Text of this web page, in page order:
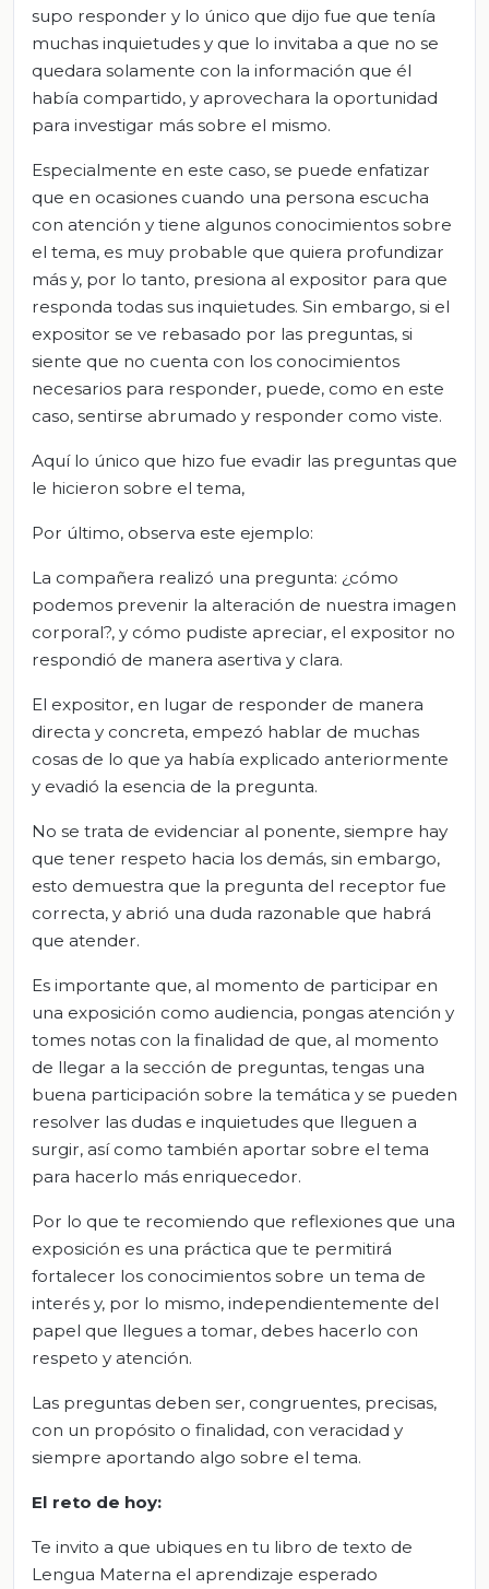
supo responder y lo único que dijo fue que tenía
muchas inquietudes y que lo invitaba a que no se
quedara solamente con la información que él
había compartido, y aprovechara la oportunidad
para investigar más sobre el mismo.
Especialmente en este caso, se puede enfatizar
que en ocasiones cuando una persona escucha
con atención y tiene algunos conocimientos sobre
el tema, es muy probable que quiera profundizar
más y, por lo tanto, presiona al expositor para que
responda todas sus inquietudes. Sin embargo, si el
expositor se ve rebasado por las preguntas, si
siente que no cuenta con los conocimientos
necesarios para responder, puede, como en este
caso, sentirse abrumado y responder como viste.
Aquí lo único que hizo fue evadir las preguntas que
le hicieron sobre el tema,
Por último, observa este ejemplo:
La compañera realizó una pregunta: ¿cómo
podemos prevenir la alteración de nuestra imagen
corporal?, y cómo pudiste apreciar, el expositor no
respondió de manera asertiva y clara.
El expositor, en lugar de responder de manera
directa y concreta, empezó hablar de muchas
cosas de lo que ya había explicado anteriormente
y evadió la esencia de la pregunta.
No se trata de evidenciar al ponente, siempre hay
que tener respeto hacia los demás, sin embargo,
esto demuestra que la pregunta del receptor fue
correcta, y abrió una duda razonable que habrá
que atender.
Es importante que, al momento de participar en
una exposición como audiencia, pongas atención y
tomes notas con la finalidad de que, al momento
de llegar a la sección de preguntas, tengas una
buena participación sobre la temática y se pueden
resolver las dudas e inquietudes que lleguen a
surgir, así como también aportar sobre el tema
para hacerlo más enriquecedor.
Por lo que te recomiendo que reflexiones que una
exposición es una práctica que te permitirá
fortalecer los conocimientos sobre un tema de
interés y, por lo mismo, independientemente del
papel que llegues a tomar, debes hacerlo con
respeto y atención.
Las preguntas deben ser, congruentes, precisas,
con un propósito o finalidad, con veracidad y
siempre aportando algo sobre el tema.
El reto de hoy:
Te invito a que ubiques en tu libro de texto de
Lengua Materna el aprendizaje esperado